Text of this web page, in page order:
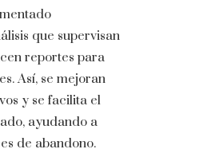
que supervisan
reportes para
Así, se mejoran
y se facilita el
ayudando a
de abandono.